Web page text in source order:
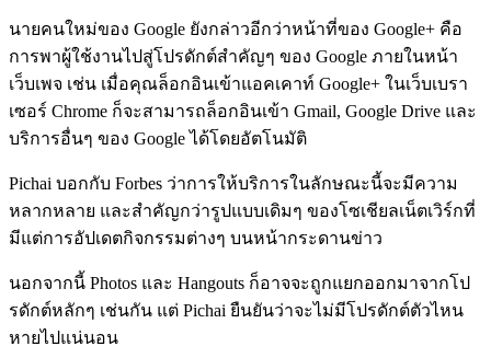
นายคนใหม่ของ Google ยังกล่าวอีกว่าหน้าที่ของ Google+ คือ
การพาผู้ใช้งานไปสู่โปรดักต์สำคัญๆ ของ Google ภายในหน้า
เว็บเพจ เช่น เมื่อคุณล็อกอินเข้าแอคเคาท์ Google+ ในเว็บเบรา
เซอร์ Chrome ก็จะสามารถล็อกอินเข้า Gmail, Google Drive และ
บริการอื่นๆ ของ Google ได้โดยอัตโนมัติ
Pichai บอกกับ Forbes ว่าการให้บริการในลักษณะนี้จะมีความ
หลากหลาย และสำคัญกว่ารูปแบบเดิมๆ ของโซเชียลเน็ตเวิร์กที่
มีแต่การอัปเดตกิจกรรมต่างๆ บนหน้ากระดานข่าว
นอกจากนี้ Photos และ Hangouts ก็อาจจะถูกแยกออกมาจากโป
รดักต์หลักๆ เช่นกัน แต่ Pichai ยืนยันว่าจะไม่มีโปรดักต์ตัวไหน
หายไปแน่นอน